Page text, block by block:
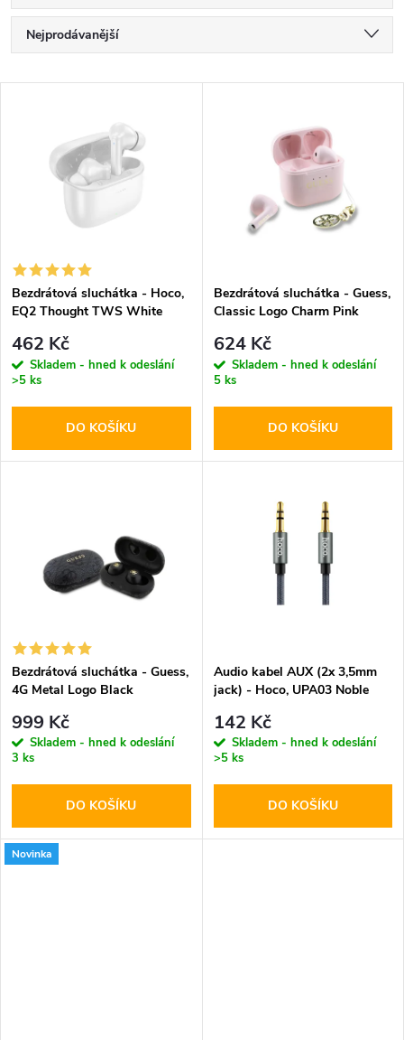
Ř
a
í
p
r
o
d
Nejprodávanější
Abecedně
s
p
r
o
d
ů
Bezdrátová sluchátka - Hoco,
EQ2 Thought TWS White
462 Kč
Skladem - hned k odeslání
>5 ks
DO KOŠÍKU
Bezdrátová sluchátka - Guess,
Classic Logo Charm Pink
624 Kč
Skladem - hned k odeslání
5 ks
DO KOŠÍKU
Bezdrátová sluchátka - Guess,
4G Metal Logo Black
999 Kč
Skladem - hned k odeslání
3 ks
DO KOŠÍKU
Audio kabel AUX (2x 3,5mm
jack) - Hoco, UPA03 Noble
142 Kč
Skladem - hned k odeslání
>5 ks
DO KOŠÍKU
Novinka